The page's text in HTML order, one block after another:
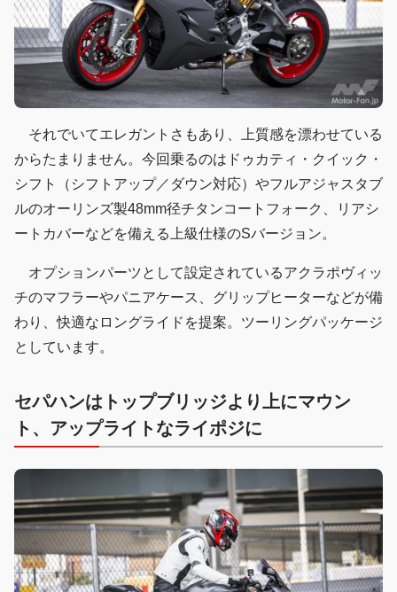
それでいてエレガントさもあり、上質感を漂わせている
からたまりません。今回乗るのはドゥカティ・クイック・
シフト（シフトアップ／ダウン対応）やフルアジャスタブ
ルのオーリンズ製48mm径チタンコートフォーク、リアシ
ートカバーなどを備える上級仕様のSバージョン。
オプションパーツとして設定されているアクラポヴィッ
チのマフラーやパニアケース、グリップヒーターなどが備
わり、快適なロングライドを提案。ツーリングパッケージ
としています。
セパハンはトップブリッジより上にマウン
ト、アップライトなライポジに